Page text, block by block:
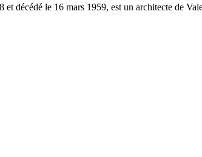
décédé le 16 mars 1959, est un architecte de